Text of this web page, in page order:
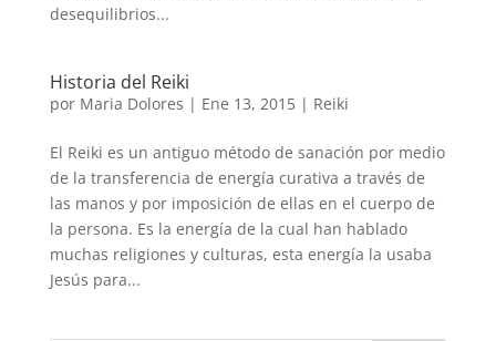
desequilibrios...
Historia del Reiki
por Maria Dolores | Ene 13, 2015| Reiki
El Reiki es un antiguo método de sanación por medio
de la transferencia de energía curativa a través de
las manos y por imposición de ellas en el cuerpo de
la persona. Es la energía de la cual han hablado
muchas religiones y culturas, esta energía la usaba
Jesús para...